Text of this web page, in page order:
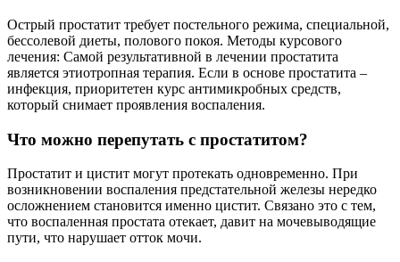
Острый простатит требует постельного режима, специальной,
бессолевой диеты, полового покоя. Методы курсового
лечения: Самой результативной в лечении простатита
является этиотропная терапия. Если в основе простатита –
инфекция, приоритетен курс антимикробных средств,
который снимает проявления воспаления.
Что можно перепутать с простатитом?
Простатит и цистит могут протекать одновременно. При
возникновении воспаления предстательной железы нередко
осложнением становится именно цистит. Связано это с тем,
что воспаленная простата отекает, давит на мочевыводящие
пути, что нарушает отток мочи.